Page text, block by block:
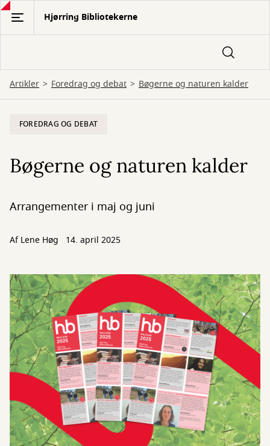
Gå
hovedindhold
Hjørring Bibliotekerne
Artikler Foredrag og debat Bøgerne og naturen kalder
FOREDRAG OG DEBAT
Bøgerne og naturen kalder
Arrangementer i maj og juni
Af Lene Høg 14. april 2025